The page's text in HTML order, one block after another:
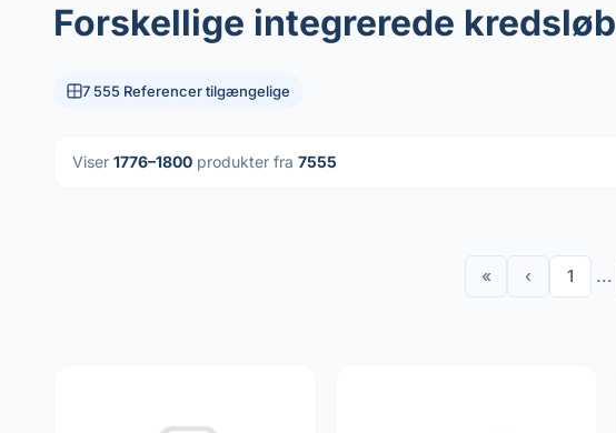
Forskellige integrerede kredsløb
7 555 Referencer tilgængelige
Viser 1776–1800 produkter fra 7555
« ‹ 1 ...